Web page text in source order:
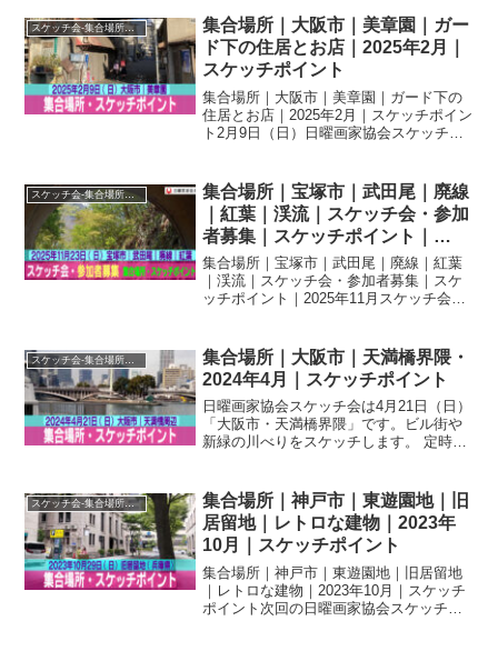
スケッチ会-集合場所・スケッチポイント
集合場所｜大阪市｜美章園｜ガー
ド下の住居とお店｜2025年2月｜
スケッチポイント
集合場所｜大阪市｜美章園｜ガード下の
住居とお店｜2025年2月｜スケッチポイン
ト2月9日（日）日曜画家協会スケッチ会
前付近アクセス JR天王寺駅からJR阪和
線各駅停車...
スケッチ会-集合場所・スケッチポイント
集合場所｜宝塚市｜武田尾｜廃線
｜紅葉｜渓流｜スケッチ会・参加
者募集｜スケッチポイント｜
2025年11月
集合場所｜宝塚市｜武田尾｜廃線｜紅葉
｜渓流｜スケッチ会・参加者募集｜スケ
ッチポイント｜2025年11月スケッチ会の
（2025.11.09）2025年11月23日（日）
｜...
スケッチ会-集合場所・スケッチポイント
集合場所｜大阪市｜天満橋界隈・
2024年4月｜スケッチポイント
日曜画家協会スケッチ会は4月21日（日）
「大阪市・天満橋界隈」です。ビル街や
新緑の川べりをスケッチします。 定時総
スケッチ会-集合場所・スケッチポイント
集合場所｜神戸市｜東遊園地｜旧
居留地｜レトロな建物｜2023年
10月｜スケッチポイント
集合場所｜神戸市｜東遊園地｜旧居留地
｜レトロな建物｜2023年10月｜スケッチ
ポイント次回の日曜画家協会スケッチ会